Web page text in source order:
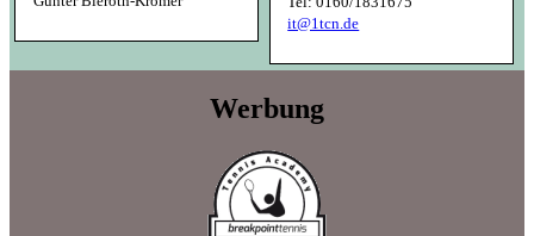
it@1tcn.de
Werbung